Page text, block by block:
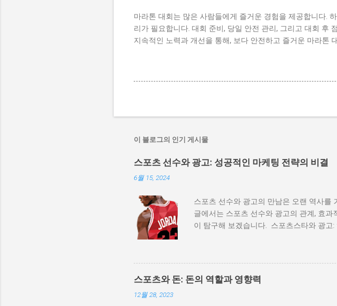
마라톤 대회는 많은 사람들에게 즐거운 경험을 제공합니다.
리가 필요합니다. 대회 준비, 당일 안전 관리, 그리고 대회 후
지속적인 노력과 개선을 통해, 보다 안전하고 즐거운 마라톤
이 블로그의 인기 게시물
스포츠 선수와 광고: 성공적인 마케팅 전략의 비결
6월 15, 2024
스포츠 선수와 광고의 만남은 오랜 역사를
글에서는 스포츠 선수와 광고의 관계, 효
이 탐구해 보겠습니다. 스포츠스타와 광고
수의 이미지를 사용하여 제품을 홍보하는
로 발전해 왔습니다. 예를 들어, 베이브 루
았습니다. 이처럼 스포츠 선수는 그들의
다. 2. 스포츠 선수와 광고의 상호 이익 스
스포츠와 돈: 돈의 역할과 영향력
12월 28, 2023